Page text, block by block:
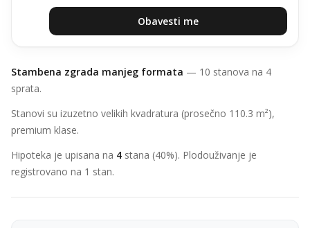
Obavesti me
Stambena zgrada manjeg formata — 10 stanova na 4
sprata.
Stanovi su izuzetno velikih kvadratura (prosečno 110.3 m²),
premium klase.
Hipoteka je upisana na 4 stana (40%). Plodouživanje je
registrovano na 1 stan.